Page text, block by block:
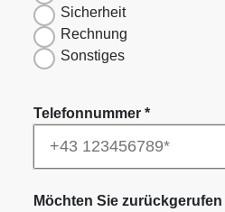
Sicherheit
Rechnung
Sonstiges
Telefonnummer *
Möchten Sie